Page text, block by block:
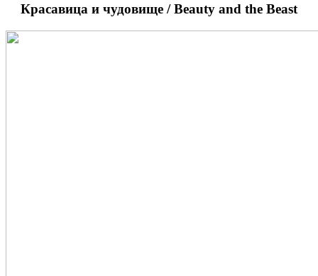
Красавица и чудовище / Beauty and the Beast